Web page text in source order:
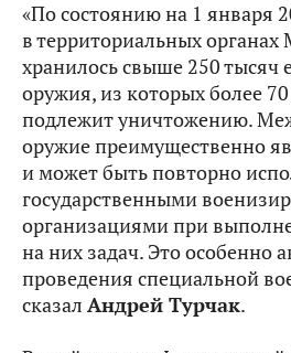
«По состоянию на 1 января
в территориальных
хранилось свыше 250 тысяч
оружия, из которых более
подлежит уничтожению.
оружие преимущественно
и может быть повторно
государственными
организациями при
на них задач. Это особенно
проведения специальной
сказал Андрей Турчак.